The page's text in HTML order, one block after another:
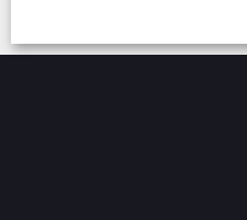
© 2002 - 2026 ::